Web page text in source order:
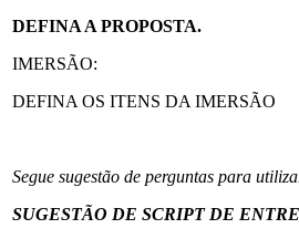
DEFINA A PROPOSTA.
IMERSÃO:
DEFINA OS ITENS DA IMERSÃO
Segue sugestão de perguntas para
SUGESTÃO DE SCRIPT DE